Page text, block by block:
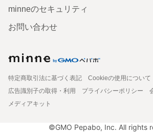
minneのセキュリティ
お問い合わせ
特定商取引法に基づく表記
Cookieの使用について
広告識別子の取得・利用
プライバシーポリシー
メディアキット
©GMO Pepabo, Inc. All rights